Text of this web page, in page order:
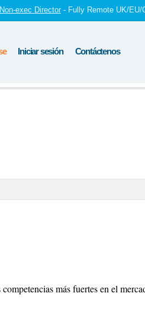
Non-exec Director - Fully Remote UK/EU/
Iniciar sesión Contáctenos
más fuertes en el